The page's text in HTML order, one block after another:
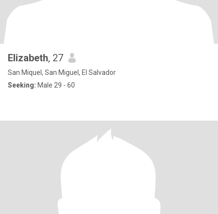
Elizabeth, 27
San Miquel, San Miguel, El Salvador
Seeking: Male 29 - 60